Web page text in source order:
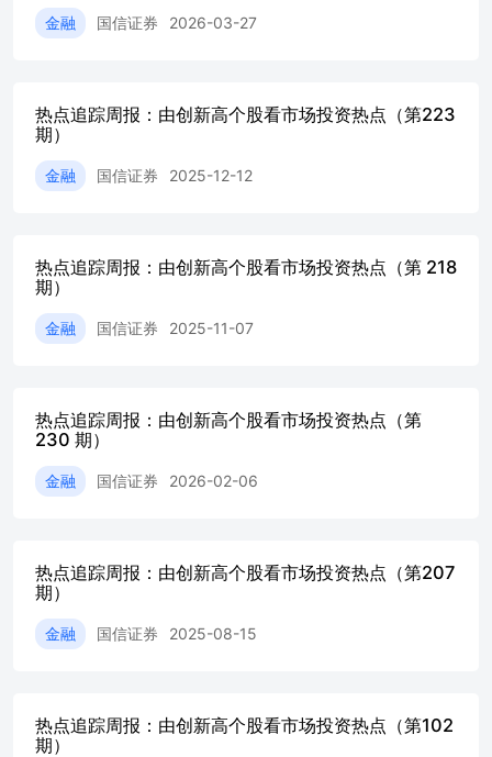
点（20231215）5 图4：不同行业中创新高股票数量及占比（
同板块中创新高股票数量及占比（20231215）7 图6：不同指
市场新高趋势追踪 触及新高的个股、行业和板块可被视为市
多的研究表明动量、趋势跟踪策略的有效性。本报告旨在定
在接近52周最高价时其未来收益显著高于股价离52周最高价
威廉·欧奈尔在其成长股选股体系CANSLIM中的字母L即是
点的股票。本报告中统一使用250日新高距离来表示创新高
则250日新高距离为0；若最新收盘价较新高回落，则250日
为13.33%、22.81%、20.46%、15.70%、15.74%、29.28%、
对250日新高距离及收盘价所处近250日分位点（20231215）
信证券经济研究所整理 本周中信一级行业指数相对250日新
处近250日分位点如 下图所示。截至2023年12月15日，煤炭
业指数距离250日新高较远。 图2：中信一级行业指数相对
所处近250日分位点（20231215） 资料来源：Wind，国信证
示。截至2023年12月15日，煤炭、万得微盘股、煤炭开采精
米勒维尼在《股票魔法师》提出每个牛市都是有一些领头羊
金融 国信证券 2026-03-27
热点追踪周报：由创新高个股看市场投资热点（第223
期）
金融 国信证券 2025-12-12
热点追踪周报：由创新高个股看市场投资热点（第 218
期）
金融 国信证券 2025-11-07
热点追踪周报：由创新高个股看市场投资热点（第
230 期）
金融 国信证券 2026-02-06
热点追踪周报：由创新高个股看市场投资热点（第207
期）
金融 国信证券 2025-08-15
热点追踪周报：由创新高个股看市场投资热点（第102
期）